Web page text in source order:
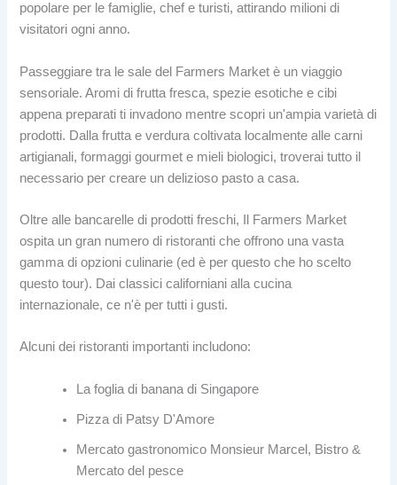
popolare per le famiglie, chef e turisti, attirando milioni di
visitatori ogni anno.
Passeggiare tra le sale del Farmers Market è un viaggio
sensoriale. Aromi di frutta fresca, spezie esotiche e cibi
appena preparati ti invadono mentre scopri un'ampia varietà di
prodotti. Dalla frutta e verdura coltivata localmente alle carni
artigianali, formaggi gourmet e mieli biologici, troverai tutto il
necessario per creare un delizioso pasto a casa.
Oltre alle bancarelle di prodotti freschi, Il Farmers Market
ospita un gran numero di ristoranti che offrono una vasta
gamma di opzioni culinarie (ed è per questo che ho scelto
questo tour). Dai classici californiani alla cucina
internazionale, ce n'è per tutti i gusti.
Alcuni dei ristoranti importanti includono:
La foglia di banana di Singapore
Pizza di Patsy D'Amore
Mercato gastronomico Monsieur Marcel, Bistro &
Mercato del pesce